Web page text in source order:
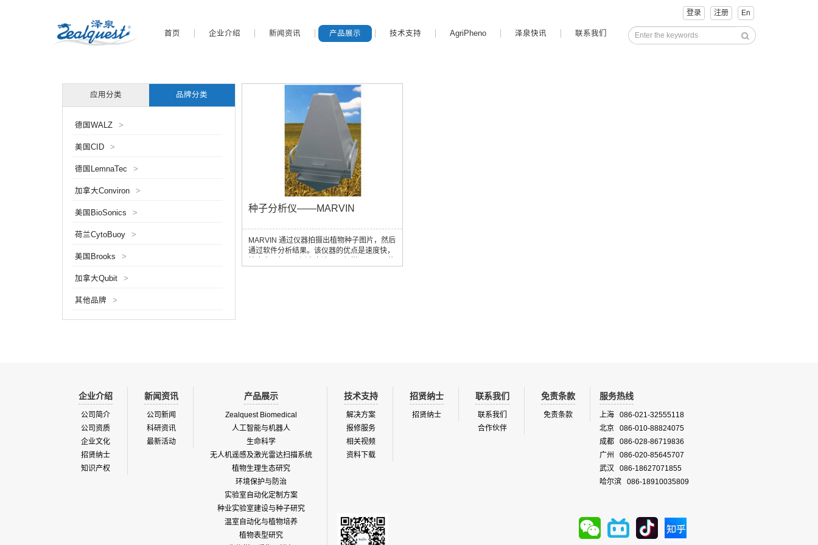
登录 注册 En
首页 企业介绍 新闻资讯 产品展示 技术支持 AgriPheno 泽泉快讯 联系我们
应用分类 品牌分类
德国WALZ >
美国CID >
德国LemnaTec >
加拿大Conviron >
美国BioSonics >
荷兰CytoBuoy >
美国Brooks >
加拿大Qubit >
其他品牌 >
种子分析仪——MARVIN
MARVIN 通过仪器拍摄出植物种子图片，然后
通过软件分析结果。该仪器的优点是速度快，
企业介绍
公司简介
公司资质
企业文化
招贤纳士
知识产权
新闻资讯
公司新闻
科研资讯
最新活动
产品展示
Zealquest Biomedical
人工智能与机器人
生命科学
无人机遥感及激光雷达扫描系统
植物生理生态研究
环境保护与防治
实验室自动化定制方案
种业实验室建设与种子研究
温室自动化与植物培养
植物表型研究
技术支持
解决方案
报修服务
相关视频
资料下载
招贤纳士
招贤纳士
联系我们
联系我们
合作伙伴
免责条款
免责条款
服务热线
上海 086-021-32555118
北京 086-010-88824075
成都 086-028-86719836
广州 086-020-85645707
武汉 086-18627071855
哈尔滨 086-18910035809